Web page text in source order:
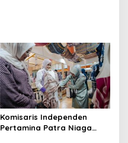
Komisaris Independen
Pertamina Patra Niaga